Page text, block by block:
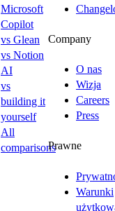
Microsoft
Copilot
vs Glean
vs Notion
AI
vs
building it
yourself
All
comparisons
Company
O nas
Wizja
Careers
Press
Prawne
Warunki